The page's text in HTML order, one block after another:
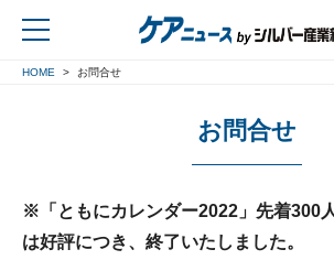
HOME お問合せ
お問合せ
※「ともにカレンダー2022」先着300
は好評につき、終了いたしました。